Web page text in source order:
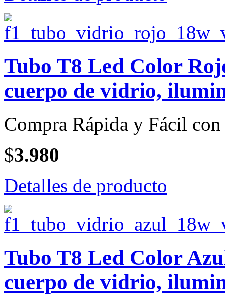
Tubo T8 Led Color
cuerpo de vidrio,
Compra Rápida y Fácil con
$3.980
Detalles de producto
Tubo T8 Led Color
cuerpo de vidrio,